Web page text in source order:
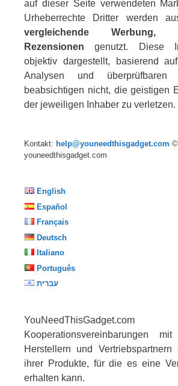
auf dieser Seite verwendeten
Urheberrechte Dritter werden
vergleichende
Rezensionen genutzt. Diese
objektiv dargestellt, basierend
Analysen und überprüfbaren
beabsichtigen nicht, die geistigen
der jeweiligen Inhaber zu verletzen.
Kontakt: help@youneedthisgadget.com ©
youneedthisgadget.com
English
Español
Français
Deutsch
Italiano
Português
עברית
Kooperationsvereinbarungen mit
Herstellern und Vertriebspartnern
ihrer Produkte, für die es eine
erhalten kann.